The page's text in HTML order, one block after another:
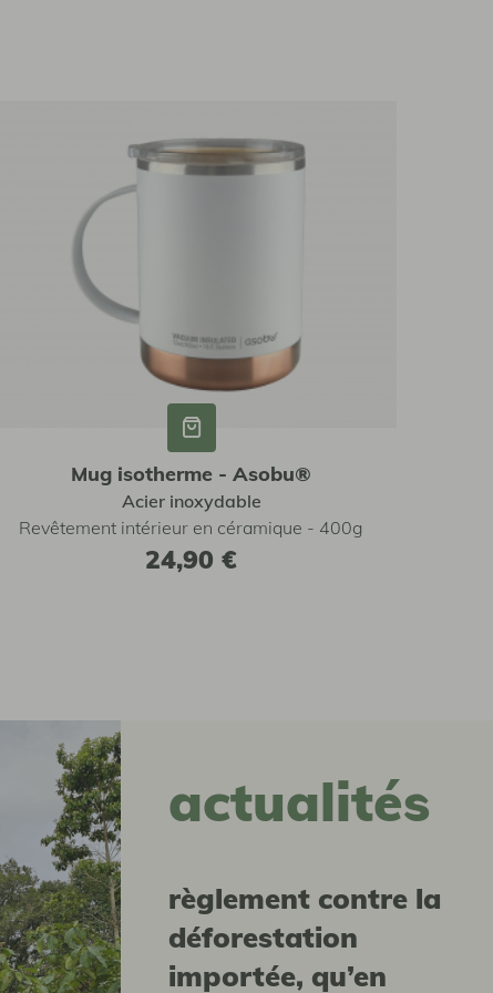
Mug isotherme - Asobu®
Acier inoxydable
Revêtement intérieur en céramique - 400g
24,90 €
actualités
Règlement contre la
déforestation
importée, qu’en